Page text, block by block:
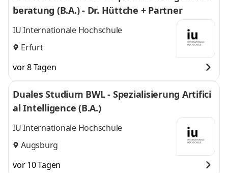
beratung (B.A.) - Dr. Hüttche + Partner
IU Internationale Hochschule
Erfurt
vor 8 Tagen
Duales Studium BWL - Spezialisierung Artifici
al Intelligence (B.A.)
IU Internationale Hochschule
Augsburg
vor 10 Tagen